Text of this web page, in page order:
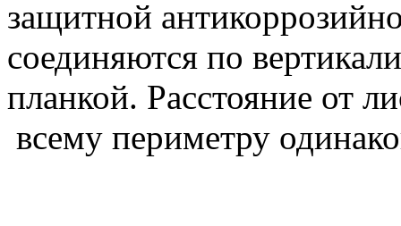
защитной
соединяются по
планкой. Расстояние от
всему периметру